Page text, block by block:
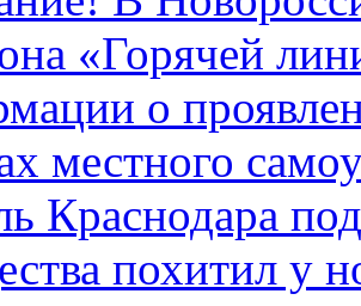
«Горячей
о
местного
Краснодара
похитил у